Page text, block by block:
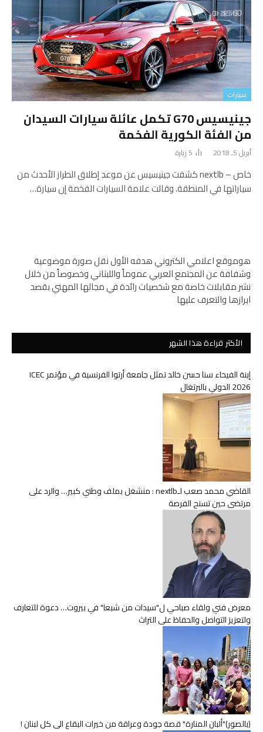
سيارات
جينيسيس G70 تكمل عائلة سيارات السيدان
من الفئة الكورية الفخمة
أبريل 5, 2018 5 زيارة
خاص – nextlb كشفت جينيسيس عن موعد إطلاق الطراز الأحدث من
سياراتها في المنطقة. وقالت علامة السيارات الفخمة إن سيارة…
هوموقع اعلامي الكتروني هدفه الأول نقل صورة موضوعية
وشفافة عن المجتمع العربي عموماً واللبناني وخصوصاً من خلال
نشر مقابلات خاصة مع شخصيات رائدة في مجالها المهني بقصد
ابرازها والتعرف عليها
الأكثر قراءة هذا الشهر
إبنة الفيحاء سنا حسن خالد تمثل جامعة أرتوا الفرنسية في مؤتمر ICEC
2026 الدولي بالبرتغال
القاضي محمد صعب لـnextlb : منشغل بملف وطني كبير… والرد على
مرتضى حين تسنح الفرصة
معرض فني ولقاء صباحي ل"سيدات من شبعا" في بيروت… دعوة للتعارف
ولتعزيز التواصل والحفاظ على التراث
(بالصور)"ألبان المنارة" قصة جودة وعراقة من خيرات البقاع الى كل لبنان !